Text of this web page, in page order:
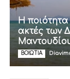
Η
ακτές των
ΒΟΙΩΤΙΑ